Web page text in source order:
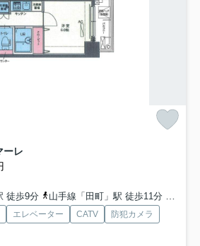
ーレ
徒歩9分
山手線「田町」駅 徒歩11分 都営
エレベーター CATV
防犯カメラ